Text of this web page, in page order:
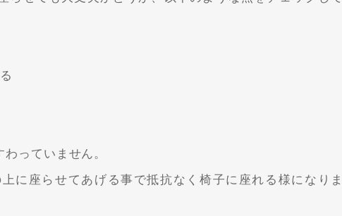
っていません。
に座らせてあげる事で抵抗なく椅子に座れる様になりま